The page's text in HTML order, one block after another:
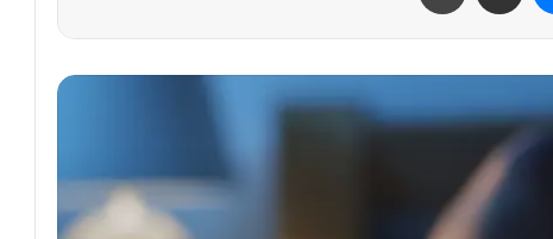
التجاعيد والجفاف
التغيرات الهرمونية على صحة عيون النساء